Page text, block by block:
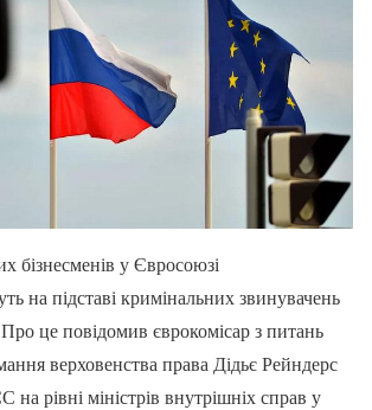
бізнесменів у Євросоюзі
на підставі кримінальних звинувачень
це повідомив єврокомісар з питань
верховенства права Дідьє Рейндерс
на рівні міністрів внутрішніх справ у